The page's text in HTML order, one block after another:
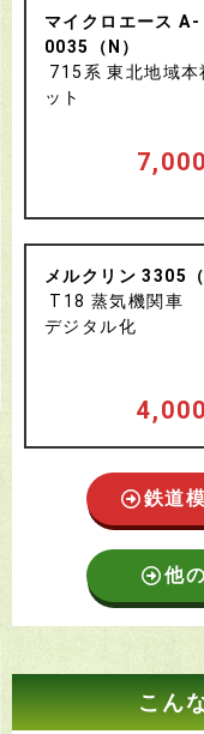
マイクロエース A-
0035（N）
715系 東北地域本
ット
メルクリン 3305（
T18 蒸気機関車
デジタル化
4
鉄道
他
こん